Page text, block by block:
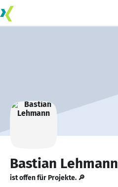
Bastian Lehmann
ist offen für Projekte. 🔎